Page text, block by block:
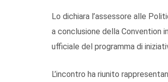
Lo dichiara l’assessore alle
a conclusione della Convention
ufficiale del programma di
L’incontro ha riunito